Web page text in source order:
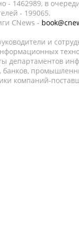
- 1462989, в
- 199065.
CNews -
и
департаментов
банков,
компаний-